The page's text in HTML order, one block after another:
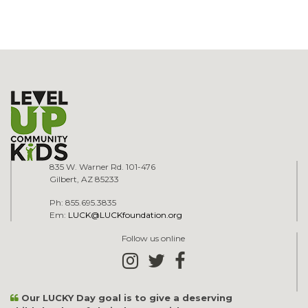
835 W. Warner Rd. 101-476
Gilbert, AZ 85233
Ph: 855.695.3835
Em: LUCK@LUCKfoundation.org
Follow us online
Our LUCKY Day goal is to give a deserving